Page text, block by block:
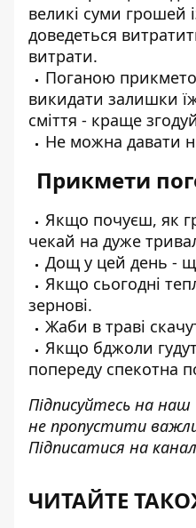
великі суми грошей
доведеться
витрати.
Поганою
викидати залишки
сміття - краще
Не можна давати
Прикмети
Якщо почуєш, як
чекай на дуже
Дощ у цей день -
Якщо сьогодні
зернові.
Жаби в траві
Якщо бджоли
попереду спекотна
Підписуйтесь на наш
не пропустити
Підписатися на
ЧИТАЙТЕ